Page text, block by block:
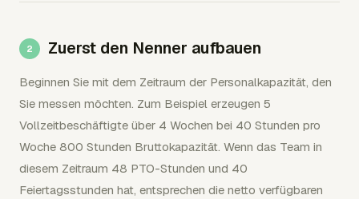
Zuerst den Nenner aufbauen
Beginnen Sie mit dem Zeitraum der Personalkapazität, den
Sie messen möchten. Zum Beispiel erzeugen 5
Vollzeitbeschäftigte über 4 Wochen bei 40 Stunden pro
Woche 800 Stunden Bruttokapazität. Wenn das Team in
diesem Zeitraum 48 PTO-Stunden und 40
Feiertagsstunden hat, entsprechen die netto verfügbaren